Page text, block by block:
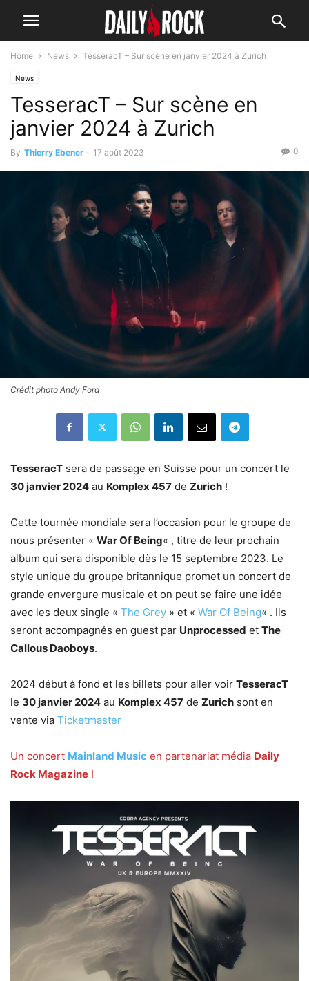
Home News TesseracT – Sur scène en janvier 2024 à Zurich
News
TesseracT – Sur scène en
janvier 2024 à Zurich
By Thierry Ebener - 17 août 2023 0
Crédit photo Andy Ford
TesseracT sera de passage en Suisse pour un concert le
30 janvier 2024 au Komplex 457 de Zurich !
Cette tournée mondiale sera l’occasion pour le groupe de
nous présenter « War Of Being« , titre de leur prochain
album qui sera disponible dès le 15 septembre 2023. Le
style unique du groupe britannique promet un concert de
grande envergure musicale et on peut se faire une idée
avec les deux single « The Grey » et « War Of Being« . Ils
seront accompagnés en guest par Unprocessed et The
Callous Daoboys.
2024 début à fond et les billets pour aller voir TesseracT
le 30 janvier 2024 au Komplex 457 de Zurich sont en
vente via Ticketmaster
Un concert Mainland Music en partenariat média Daily
Rock Magazine !